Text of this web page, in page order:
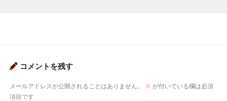
コメントを残す
メールアドレスが公開されることはありません。 ※ が付いている欄は必須
項目です